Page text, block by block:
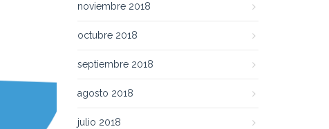
noviembre 2018
octubre 2018
septiembre 2018
agosto 2018
julio 2018